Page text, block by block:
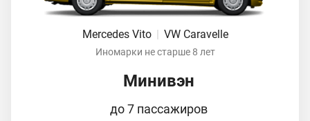
Mercedes Vito VW Caravelle
Иномарки не старше 8 лет
Минивэн
до 7 пассажиров